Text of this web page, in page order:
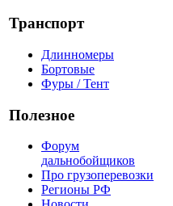
Транспорт
Длинномеры
Бортовые
Фуры / Тент
Полезное
Форум
дальнобойщиков
Про грузоперевозки
Регионы РФ